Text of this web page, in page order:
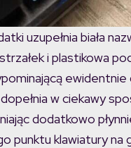
uzupełnia biała
i plastikowa
ewidentnie
dopełnia w ciekawy
dodatkowo
punktu klawiatury na